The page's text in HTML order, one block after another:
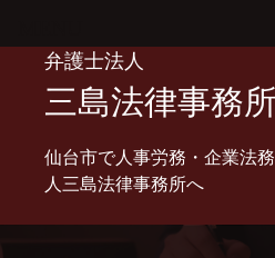
content
弁護士法人
三島法律事務所
仙台市で人事労務・企業法
人三島法律事務所へ